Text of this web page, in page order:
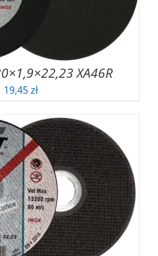
XA46R
19,45zł